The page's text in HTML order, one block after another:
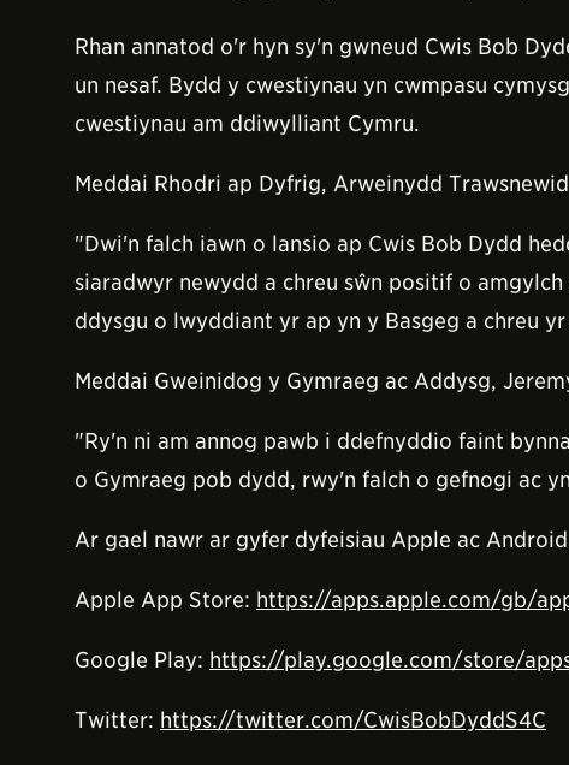
Rhan annatod o'r hyn sy'n gwneud Cwis Bob
un nesaf. Bydd y cwestiynau yn cwmpasu
cwestiynau am ddiwylliant Cymru.
Meddai Rhodri ap Dyfrig, Arweinydd
"Dwi'n falch iawn o lansio ap Cwis Bob Dydd
siaradwyr newydd a chreu sŵn positif o
ddysgu o lwyddiant yr ap yn y Basgeg a chreu
Meddai Gweinidog y Gymraeg ac Addysg,
"Ry'n ni am annog pawb i ddefnyddio faint
o Gymraeg pob dydd, rwy'n falch o gefnogi ac
Ar gael nawr ar gyfer dyfeisiau Apple ac
Apple App Store: https://apps.apple.com/gb/
Google Play: https://play.google.com/store/
Twitter: https://twitter.com/CwisBobDyddS4C